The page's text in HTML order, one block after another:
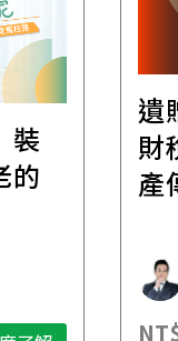
裝
的
遺
財
產